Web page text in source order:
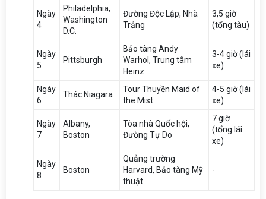
Ngày
4
Philadelphia,
Washington
D.C.
Đường Độc Lập, Nhà
Trắng
3,5 giờ
(tổng tàu)
Ngày
5
Pittsburgh
Bảo tàng Andy
Warhol, Trung tâm
Heinz
3-4 giờ (lái
xe)
Ngày
6
Thác Niagara
Tour Thuyền Maid of
the Mist
4-5 giờ (lái
xe)
Ngày
7
Albany,
Boston
Tòa nhà Quốc hội,
Đường Tự Do
7 giờ
(tổng lái
xe)
Ngày
8
Boston
Quảng trường
Harvard, Bảo tàng Mỹ
thuật
-